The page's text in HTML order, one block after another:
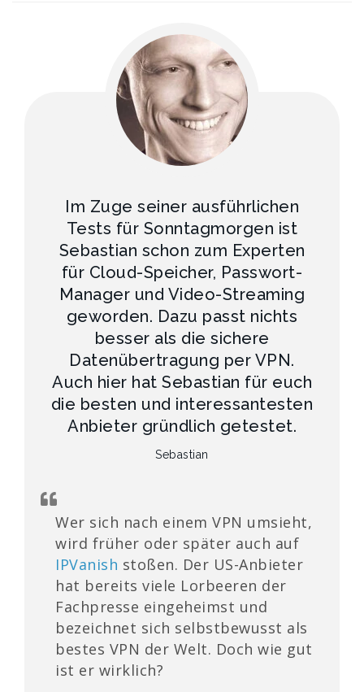
Im Zuge seiner ausführlichen
Tests für Sonntagmorgen ist
Sebastian schon zum Experten
für Cloud-Speicher, Passwort-
Manager und Video-Streaming
geworden. Dazu passt nichts
besser als die sichere
Datenübertragung per VPN.
Auch hier hat Sebastian für euch
die besten und interessantesten
Anbieter gründlich getestet.
Sebastian
Wer sich nach einem VPN umsieht,
wird früher oder später auch auf
IPVanish stoßen. Der US-Anbieter
hat bereits viele Lorbeeren der
Fachpresse eingeheimst und
bezeichnet sich selbstbewusst als
bestes VPN der Welt. Doch wie gut
ist er wirklich?